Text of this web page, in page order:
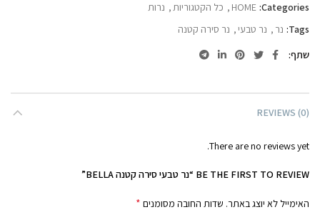
Categories:
HOME
, כל הקטגוריות, נרות
Tags: נר , נר טבעי, נר סירה קטנה
שתף
REVIEWS (0)
There are no reviews yet.
BE THE FIRST TO REVIEW “נר טבעי סירה קטנה BELLA”
האימייל לא יוצג באתר. שדות החובה מסומנים *